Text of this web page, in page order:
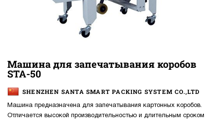
Машина для запечатывания коробов
STA-50
SHENZHEN SANTA SMART PACKING SYSTEM CO.,LTD
Машина предназначена для запечатывания картонных коробов.
Отличается высокой производительностью и длительным сроком